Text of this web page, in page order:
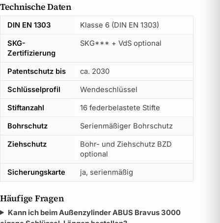
Technische Daten
DIN EN 1303 Klasse 6 (DIN EN 1303)
SKG-
Zertifizierung
SKG*** + VdS optional
Patentschutz bis ca. 2030
Schlüsselprofil Wendeschlüssel
Stiftanzahl 16 federbelastete Stifte
Bohrschutz Serienmäßiger Bohrschutz
Ziehschutz
Bohr- und Ziehschutz BZD
optional
Sicherungskarte ja, serienmäßig
Häufige Fragen
Kann ich beim Außenzylinder ABUS Bravus 3000